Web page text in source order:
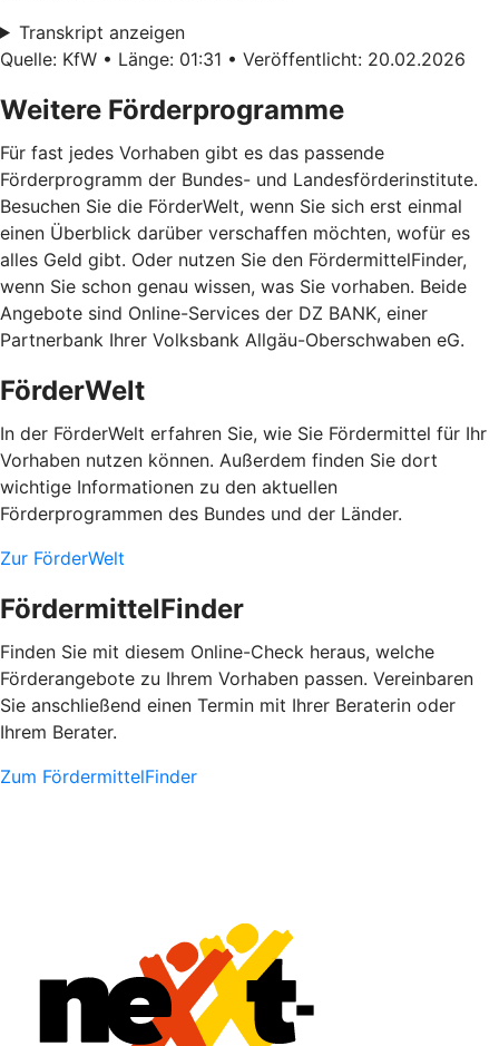
Transkript anzeigen
Quelle: KfW • Länge: 01:31 • Veröffentlicht: 20.02.2026
Weitere Förderprogramme
Für fast jedes Vorhaben gibt es das passende
Förderprogramm der Bundes- und Landesförderinstitute.
Besuchen Sie die FörderWelt, wenn Sie sich erst einmal
einen Überblick darüber verschaffen möchten, wofür es
alles Geld gibt. Oder nutzen Sie den FördermittelFinder,
wenn Sie schon genau wissen, was Sie vorhaben. Beide
Angebote sind Online-Services der DZ BANK, einer
Partnerbank Ihrer Volksbank Allgäu-Oberschwaben eG.
FörderWelt
In der FörderWelt erfahren Sie, wie Sie Fördermittel für Ihr
Vorhaben nutzen können. Außerdem finden Sie dort
wichtige Informationen zu den aktuellen
Förderprogrammen des Bundes und der Länder.
Zur FörderWelt
FördermittelFinder
Finden Sie mit diesem Online-Check heraus, welche
Förderangebote zu Ihrem Vorhaben passen. Vereinbaren
Sie anschließend einen Termin mit Ihrer Beraterin oder
Ihrem Berater.
Zum FördermittelFinder